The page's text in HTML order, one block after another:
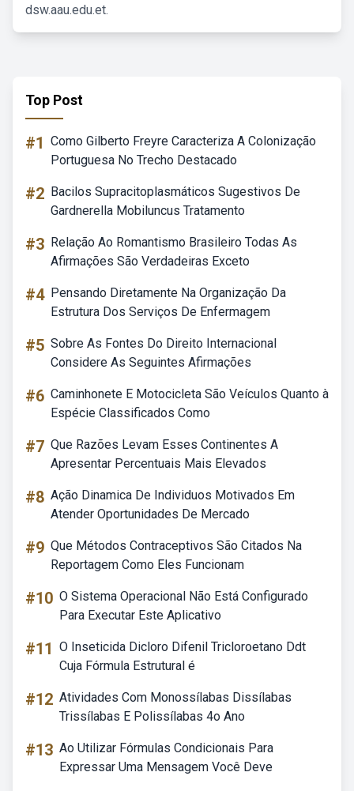
dsw.aau.edu.et.
Top Post
#1 Como Gilberto Freyre Caracteriza A Colonização
Portuguesa No Trecho Destacado
#2 Bacilos Supracitoplasmáticos Sugestivos De
Gardnerella Mobiluncus Tratamento
#3 Relação Ao Romantismo Brasileiro Todas As
Afirmações São Verdadeiras Exceto
#4 Pensando Diretamente Na Organização Da
Estrutura Dos Serviços De Enfermagem
#5 Sobre As Fontes Do Direito Internacional
Considere As Seguintes Afirmações
#6 Caminhonete E Motocicleta São Veículos Quanto à
Espécie Classificados Como
#7 Que Razões Levam Esses Continentes A
Apresentar Percentuais Mais Elevados
#8 Ação Dinamica De Individuos Motivados Em
Atender Oportunidades De Mercado
#9 Que Métodos Contraceptivos São Citados Na
Reportagem Como Eles Funcionam
#10 O Sistema Operacional Não Está Configurado
Para Executar Este Aplicativo
#11 O Inseticida Dicloro Difenil Tricloroetano Ddt
Cuja Fórmula Estrutural é
#12 Atividades Com Monossílabas Dissílabas
Trissílabas E Polissílabas 4o Ano
#13 Ao Utilizar Fórmulas Condicionais Para
Expressar Uma Mensagem Você Deve